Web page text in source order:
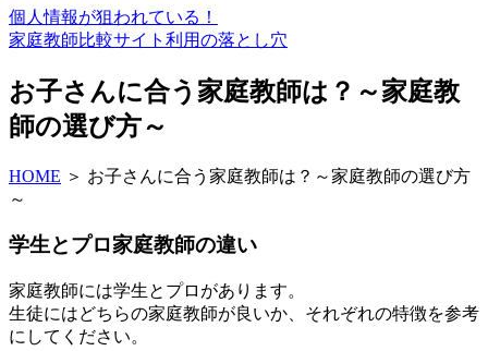
個人情報が狙われている！
家庭教師比較サイト利用の落とし穴
お子さんに合う家庭教師は？～家庭教
師の選び方～
HOME ＞ お子さんに合う家庭教師は？～家庭教師の選び方
～
学生とプロ家庭教師の違い
家庭教師には学生とプロがあります。
生徒にはどちらの家庭教師が良いか、それぞれの特徴を参考
にしてください。